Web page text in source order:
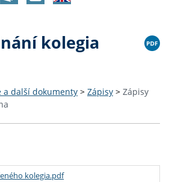
kolegia
a další dokumenty > Zápisy > Zápisy
kolegia.pdf